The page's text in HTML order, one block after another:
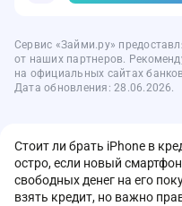
Сервис «Займи.ру»
от наших партнеров.
на официальных сайтах
Дата обновления: 28.06.2026.
Стоит ли брать iPhone в
остро, если новый
свободных денег на его
взять кредит, но важно